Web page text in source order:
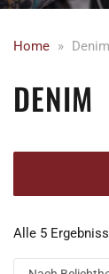
Home » Denim
DENIM
Alle 5